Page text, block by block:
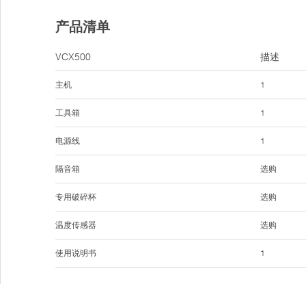
产品清单
VCX500
主机
工具箱
电源线
隔音箱
专用破碎杯
温度传感器
使用说明书
描述
1
1
1
选购
选购
选购
1